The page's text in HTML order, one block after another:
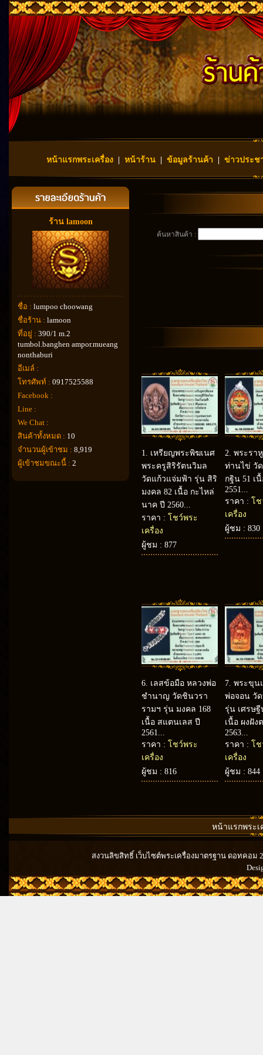
หน้าแรกพระเครื่อง หน้าร้าน ข้อมูลร้านค้า ข่าวประช
ร้าน lamoon
ชื่อ : lumpoo choowang
ชื่อร้าน : lamoon
ที่อยู่ : 390/1 m.2
tumbol.banghen ampor.mueang
nonthaburi
อีเมล์ :
โทรศัพท์ : 0917525588
Facebook :
Line :
We Chat :
สินค้าทั้งหมด : 10
จำนวนผู้เข้าชม : 8,919
ผู้เข้าชมขณะนี้ : 2
ค้นหาสินค้า :
1. เหรียญพระพิฆเนศ
พระครูสิริรัตนวิมล
วัดแก้วแจ่มฟ้า รุ่น สิริ
มงคล 82 เนื้อ กะไหล่
นาค ปี 2560...
ราคา : โชว์พระ
เครื่อง
ผู้ชม : 877
2. พระรา
ท่านไข่ วั
กฐิน 51 เ
2551...
ราคา : โ
เครื่อง
ผู้ชม : 830
6. เลสข้อมือ หลวงพ่อ
ชำนาญ วัดชินวรา
รามฯ รุ่น มงคล 168
เนื้อ สแตนเลส ปี
2561...
ราคา : โชว์พระ
เครื่อง
ผู้ชม : 816
7. พระขุน
พ่อจอน วั
รุ่น เศรษ
เนื้อ ผงฝัง
2563...
ราคา : โ
เครื่อง
ผู้ชม : 844
หน้าแรกพระเ
สงวนลิขสิทธิ์ เว็บไซต์พระเครื่องมาตรฐาน ดอทคอม